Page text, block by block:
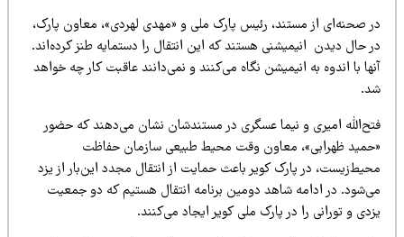
صحنه‌ای از مستند، رئیس پارک ملی و «مهدی لهردی»، معاون پارک،
حال دیدن انیمیشنی هستند که این انتقال را دستمایه طنز کرده‌اند.
با اندوه به انیمیشن نگاه می‌کنند و نمی‌دانند عاقبت کار چه خواهد
امیری و نیما عسگری در مستندشان نشان می‌دهند که حضور
ظهرابی»، معاون وقت محیط‌ طبیعی سازمان حفاظت
در پارک کویر باعث حمایت از انتقال مجدد این‌بار از یزد
در ادامه شاهد دومین برنامه انتقال هستیم که دو جمعیت
و تورانی را در پارک ملی کویر ایجاد می‌کنند.